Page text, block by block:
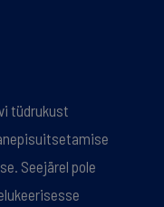
tüdrukust
Seejärel pole